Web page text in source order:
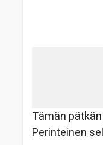
Tämän
Perinteinen